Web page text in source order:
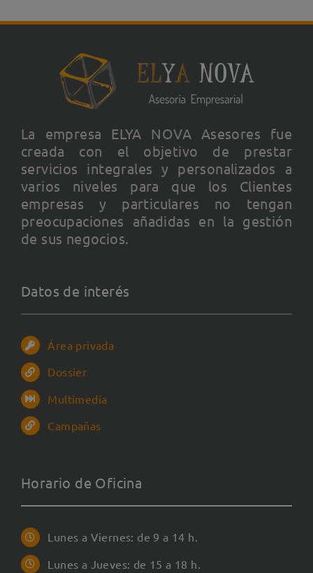
La empresa ELYA NOVA Asesores fue
creada con el objetivo de prestar
servicios integrales y personalizados a
varios niveles para que los Clientes
empresas y particulares no tengan
preocupaciones añadidas en la gestión
de sus negocios.
Datos de interés
Área privada
Dossier
Multimedia
Campañas
Horario de Oficina
Lunes a Viernes: de 9 a 14 h.
Lunes a Jueves: de 15 a 18 h.